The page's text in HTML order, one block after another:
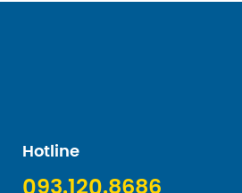
Hotline
093.120.8686